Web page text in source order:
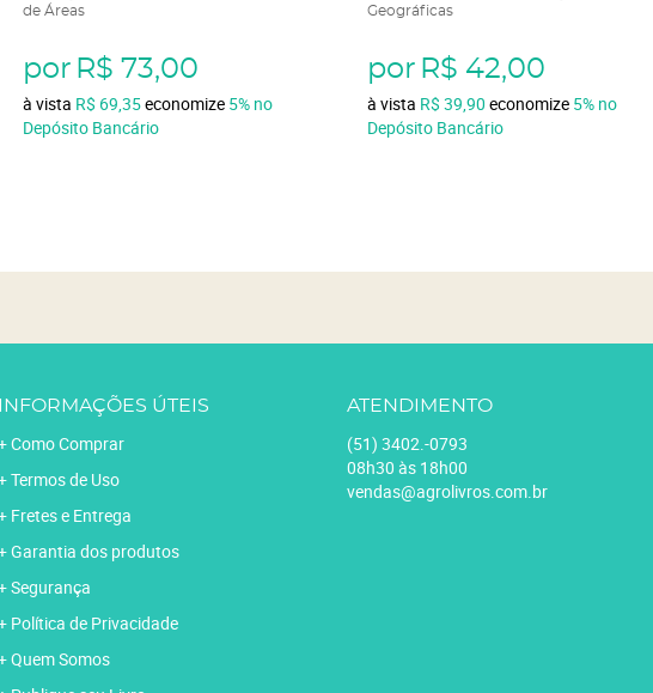
de Áreas
por R$ 73,00
à vista R$ 69,35economize 5% no
Depósito Bancário
Geográficas
por R$ 42,00
à vista R$ 39,90 economize 5% no
Depósito Bancário
INFORMAÇÕES ÚTEIS
Como Comprar
Termos de Uso
Fretes e Entrega
Garantia dos produtos
Segurança
Política de Privacidade
Quem Somos
ATENDIMENTO
(51) 3402.-0793
08h30 às 18h00
vendas@agrolivros.com.br